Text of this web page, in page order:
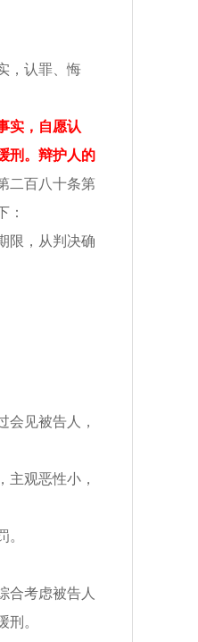
，认罪、悔
实，自愿认
刑。辩护人的
二百八十条第
：
限，从判决确
会见被告人，
观恶性小，
合考虑被告人
。